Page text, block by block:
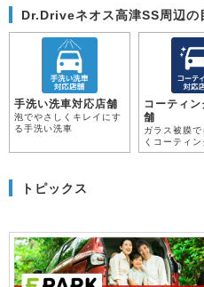
Dr.Driveネオス高津SS周辺の
手洗い洗車対応店舗
泡でやさしくキレイにす
る手洗い洗車
コーティ
舗
ガラス被膜
くコーティン
トピックス